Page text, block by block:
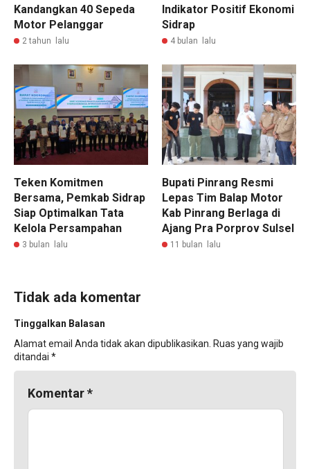
Kandangkan 40 Sepeda
Motor Pelanggar
2 tahun lalu
Indikator Positif Ekonomi
Sidrap
4 bulan lalu
Teken Komitmen
Bersama, Pemkab Sidrap
Siap Optimalkan Tata
Kelola Persampahan
3 bulan lalu
Bupati Pinrang Resmi
Lepas Tim Balap Motor
Kab Pinrang Berlaga di
Ajang Pra Porprov Sulsel
11 bulan lalu
Tidak ada komentar
Tinggalkan Balasan
Alamat email Anda tidak akan dipublikasikan. Ruas yang wajib
ditandai *
Komentar*